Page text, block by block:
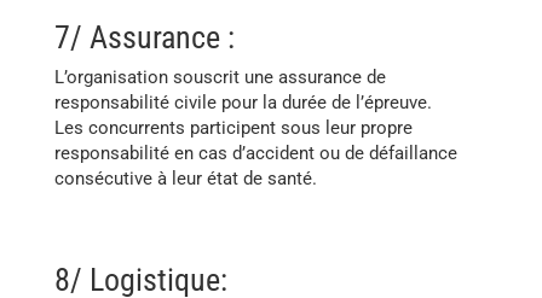
7/ Assurance :
L’organisation souscrit une assurance de
responsabilité civile pour la durée de l’épreuve.
Les concurrents participent sous leur propre
responsabilité en cas d’accident ou de défaillance
consécutive à leur état de santé.
8/ Logistique: